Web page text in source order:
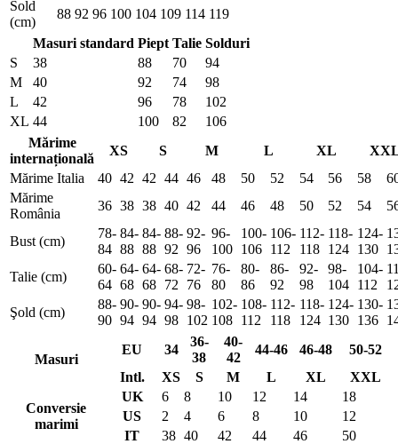
Sold
(cm)
88 92 96 100 104 109 114 119
Masuri standard Piept Talie Solduri
S
38 88 70
94
M
40 92 74
98
L
42 96 78
102
XL 44 100 82
106
Mărime
internațională
XS S M L XL
Mărime Italia
40 42 42 44 46 48 50 52 54 56 58
Mărime
România
36 38 38 40 42 44 46 48 50 52 54
Bust (cm)
78-
84
84-
88
84-
88
88-
92
92-
96
96-
100
100-
106
106-
112
112-
118
118-
124
124-
130
Talie (cm)
60-
64
64-
68
64-
68
68-
72
72-
76
76-
80
80-
86
86-
92
92-
98
98-
104
104-
112
Şold (cm)
88-
90
90-
94
90-
94
94-
98
98-
102
102-
108
108-
112
112-
118
118-
124
124-
130
130-
136
Masuri
EU 34
36-
38
40-
42
44-46 46-48
50-52
Intl.
XS S M L XL XXL
Conversie
marimi
UK 6 8 10 12 14
18
US
2 4 6 8 10
12
IT
38 40 42 44 46 50